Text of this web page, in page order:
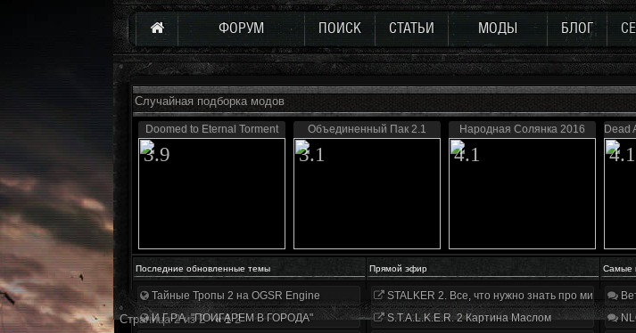
ФОРУМ ПОИСК СТАТЬИ МОДЫ БЛОГ
Случайная подборка модов
Doomed to Eternal Torment
3.9
Объединенный Пак 2.1
3.1
Народная Солянка 2016
4.1
Dead
4.1
Последние обновленные темы Прямой эфир Самые
Тайные Тропы 2 на OGSR Engine
И.Г.Р.А. "ПОИГАРЕМ В ГОРОДА"
STALKER 2. Все, что нужно знать про мир,
S.T.A.L.K.E.R. 2 Картина Маслом
Страница2из2 « 1 2